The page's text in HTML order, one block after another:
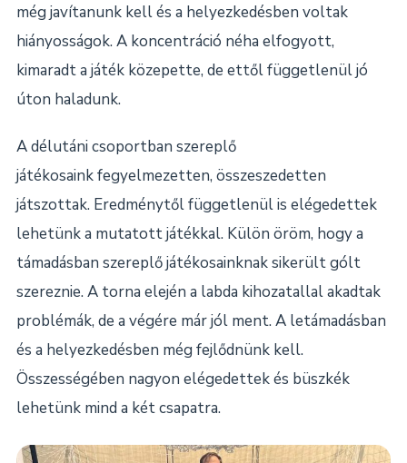
még javítanunk kell és a helyezkedésben voltak
hiányosságok. A koncentráció néha elfogyott,
kimaradt a játék közepette, de ettől függetlenül jó
úton haladunk.
A délutáni csoportban szereplő
játékosaink fegyelmezetten, összeszedetten
játszottak. Eredménytől függetlenül is elégedettek
lehetünk a mutatott játékkal. Külön öröm, hogy a
támadásban szereplő játékosainknak sikerült gólt
szereznie. A torna elején a labda kihozatallal akadtak
problémák, de a végére már jól ment. A letámadásban
és a helyezkedésben még fejlődnünk kell.
Összességében nagyon elégedettek és büszkék
lehetünk mind a két csapatra.